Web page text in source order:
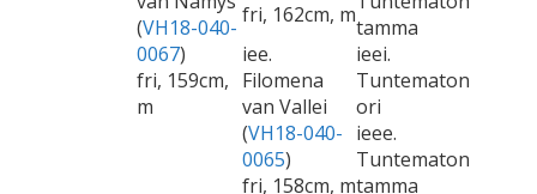
(VH18-040-
0067)
fri, 159cm,
m
fri, 162cm, mtamma
iee.
Filomena
van Vallei
(VH18-040-
0065)
fri, 158cm, m
ieei.
Tuntematon
ori
ieee.
Tuntematon
tamma